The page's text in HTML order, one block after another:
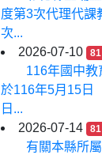
度第3次代理代課
次...
2026-07-10
81
116年國中
於116年5月15日
日...
2026-07-14
81
有關本縣所